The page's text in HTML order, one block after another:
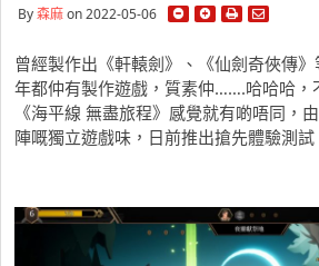
By森麻on 2022-05-06
曾經製作出《軒轅劍》、《仙劍奇俠傳
年都仲有製作遊戲，質素仲…….哈哈哈，
《海平線 無盡旅程》感覺就有啲唔同，
陣嘅獨立遊戲味，日前推出搶先體驗測試